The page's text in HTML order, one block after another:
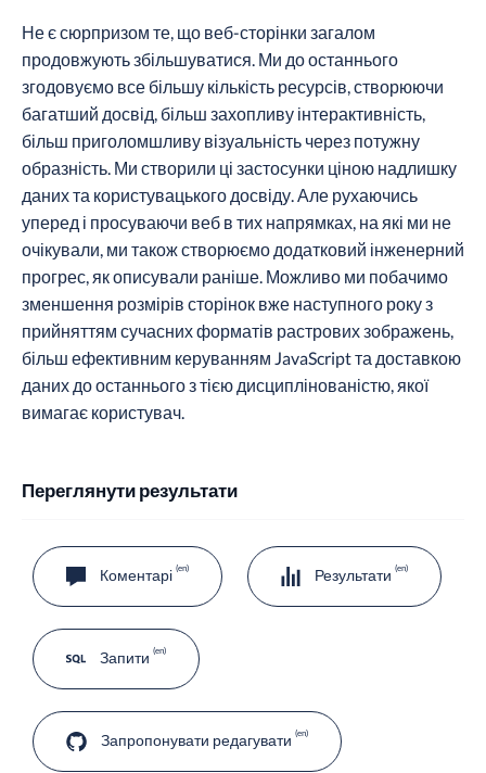
Не є сюрпризом те, що веб-сторінки загалом
продовжують збільшуватися. Ми до останнього
згодовуємо все більшу кількість ресурсів, створюючи
багатший досвід, більш захопливу інтерактивність,
більш приголомшливу візуальність через потужну
образність. Ми створили ці застосунки ціною надлишку
даних та користувацького досвіду. Але рухаючись
уперед і просуваючи веб в тих напрямках, на які ми не
очікували, ми також створюємо додатковий інженерний
прогрес, як описували раніше. Можливо ми побачимо
зменшення розмірів сторінок вже наступного року з
прийняттям сучасних форматів растрових зображень,
більш ефективним керуванням JavaScript та доставкою
даних до останнього з тією дисциплінованістю, якої
вимагає користувач.
Переглянути результати
Коментарі Результати
Запити
Запропонувати редагувати